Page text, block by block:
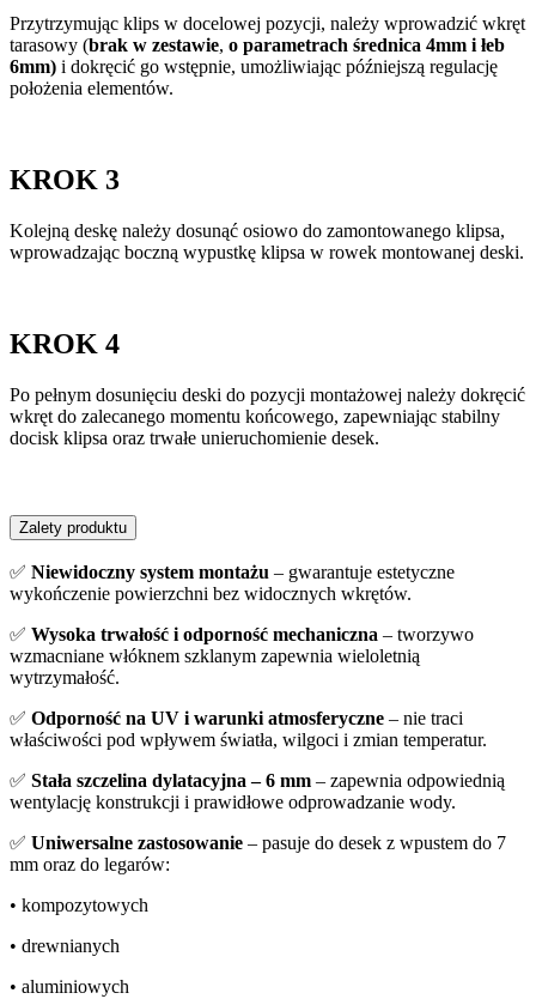
Przytrzymując klips w docelowej pozycji, należy wprowadzić wkręt
tarasowy (brak w zestawie, o parametrach średnica 4mm i łeb
6mm) i dokręcić go wstępnie, umożliwiając późniejszą regulację
położenia elementów.
KROK 3
Kolejną deskę należy dosunąć osiowo do zamontowanego klipsa,
wprowadzając boczną wypustkę klipsa w rowek montowanej deski.
KROK 4
Po pełnym dosunięciu deski do pozycji montażowej należy dokręcić
wkręt do zalecanego momentu końcowego, zapewniając stabilny
docisk klipsa oraz trwałe unieruchomienie desek.
Zalety produktu
✅ Niewidoczny system montażu – gwarantuje estetyczne
wykończenie powierzchni bez widocznych wkrętów.
✅ Wysoka trwałość i odporność mechaniczna – tworzywo
wzmacniane włóknem szklanym zapewnia wieloletnią
wytrzymałość.
✅ Odporność na UV i warunki atmosferyczne – nie traci
właściwości pod wpływem światła, wilgoci i zmian temperatur.
✅ Stała szczelina dylatacyjna – 6 mm – zapewnia odpowiednią
wentylację konstrukcji i prawidłowe odprowadzanie wody.
✅ Uniwersalne zastosowanie – pasuje do desek z wpustem do 7
mm oraz do legarów:
• kompozytowych
• drewnianych
• aluminiowych